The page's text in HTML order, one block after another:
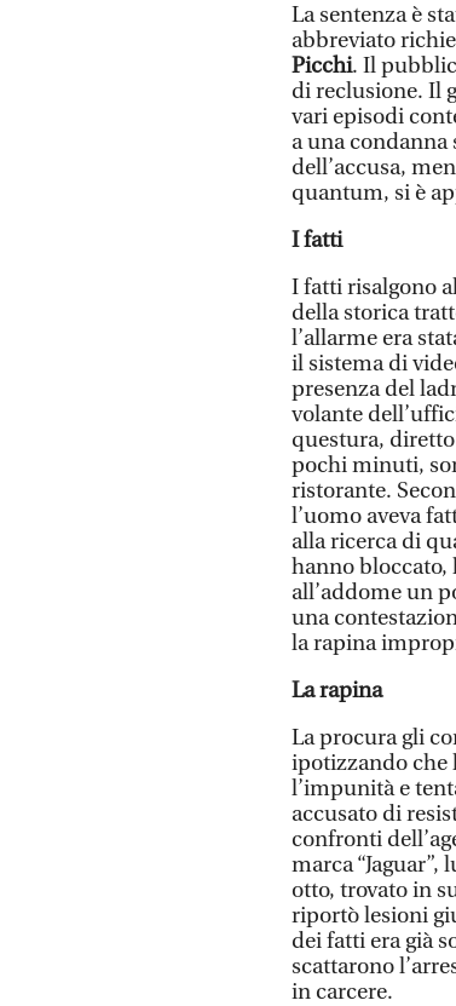
La sentenza è
abbreviato
Picchi. Il
di reclusione. Il
vari episodi
a una
dell’accusa,
quantum, si è
I fatti
I fatti risalgono
della storica
l’allarme era
il sistema di
presenza del
volante
questura,
pochi minuti,
ristorante.
l’uomo aveva
alla ricerca di
hanno bloccato,
all’addome un
una
la rapina
La rapina
La procura gli
ipotizzando che
l’impunità e
accusato di
confronti
marca
otto, trovato in
riportò lesioni
dei fatti era già
scattarono
in carcere.